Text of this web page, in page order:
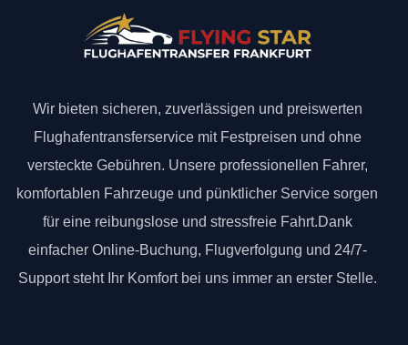
Wir bieten sicheren, zuverlässigen und preiswerten
Flughafentransferservice mit Festpreisen und ohne
versteckte Gebühren. Unsere professionellen Fahrer,
komfortablen Fahrzeuge und pünktlicher Service sorgen
für eine reibungslose und stressfreie Fahrt.Dank
einfacher Online-Buchung, Flugverfolgung und 24/7-
Support steht Ihr Komfort bei uns immer an erster Stelle.